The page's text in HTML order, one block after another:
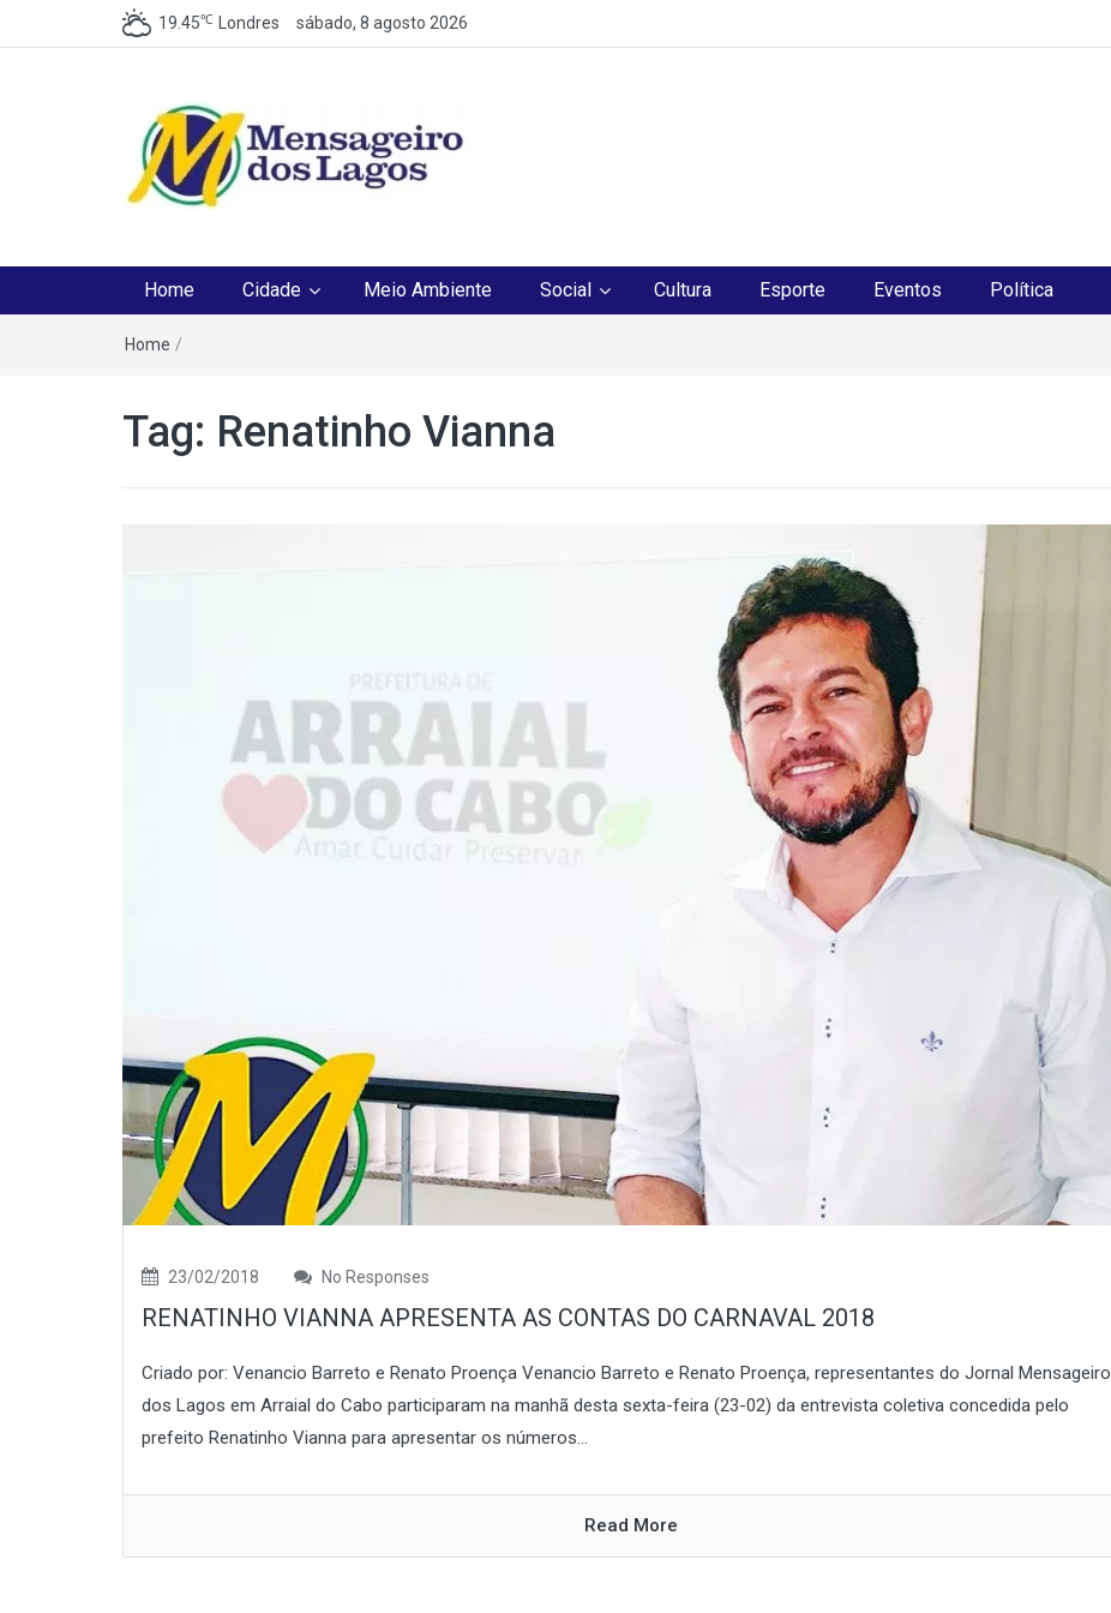
19.45℃ Londres sábado, 8 agosto 2026
Home Cidade Meio Ambiente Social Cultura Esporte Eventos Política
Home /
Tag: Renatinho Vianna
23/02/2018 No Responses
RENATINHO VIANNA APRESENTA AS CONTAS DO CARNAVAL 2018
Criado por: Venancio Barreto e Renato Proença Venancio Barreto e Renato Proença, representantes do Jornal Mensageiro
dos Lagos em Arraial do Cabo participaram na manhã desta sexta-feira (23-02) da entrevista coletiva concedida pelo
prefeito Renatinho Vianna para apresentar os números...
Read More